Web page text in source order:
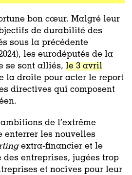
bon cœur. Malgré leur
de durabilité des
sous la précédente
les eurodéputés de la
se sont alliés, le 3 avril
la droite pour acter le report
directives qui composent
de l’extrême
enterrer les nouvelles
extra-financier et le
entreprises, jugées trop
et nocives pour leur